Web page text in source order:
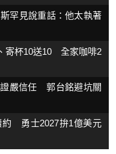
罕見說重話：他太執著
寄杯10送10 全家咖啡2
嚴信任 郭台銘避坑關
約 勇士2027拚1億美元